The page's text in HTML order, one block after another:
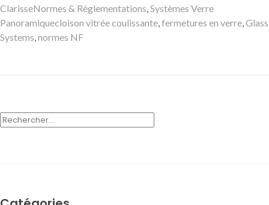
le
Auteur
ClarisseCatégories
Normes & Réglementations Systèmes Verre
PanoramiqueMots-
clés
cloison vitrée coulissante fermetures en verre Glass
Systems normes NF
RECHERCHER :